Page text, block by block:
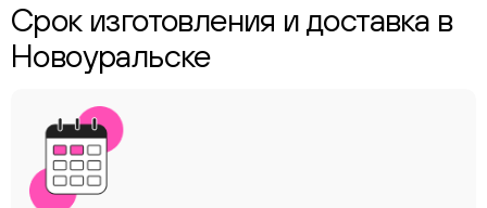
Срок изготовления и доставка в
Новоуральске